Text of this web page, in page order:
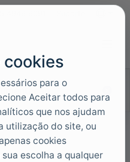
Idiomas
cookies
para o
Aceitar todos para
que nos ajudam
utilização do site, ou
cookies
escolha a qualquer